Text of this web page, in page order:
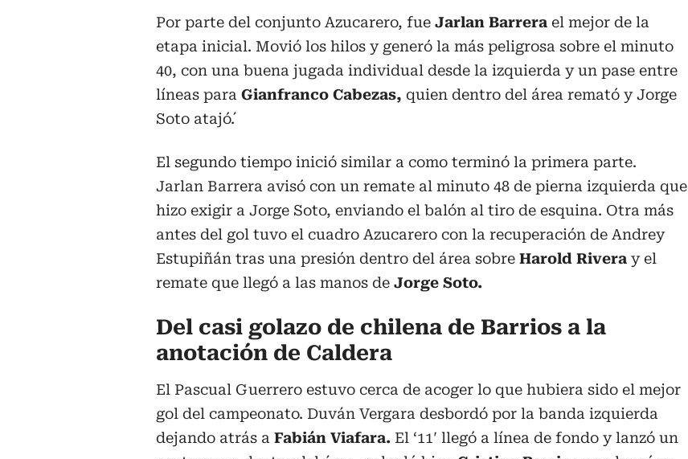
Por parte del conjunto Azucarero, fue Jarlan Barrera el mejor de la
etapa inicial. Movió los hilos y generó la más peligrosa sobre el minuto
40, con una buena jugada individual desde la izquierda y un pase entre
líneas para Gianfranco Cabezas, quien dentro del área remató y Jorge
Soto atajó´.
El segundo tiempo inició similar a como terminó la primera parte.
Jarlan Barrera avisó con un remate al minuto 48 de pierna izquierda que
hizo exigir a Jorge Soto, enviando el balón al tiro de esquina. Otra más
antes del gol tuvo el cuadro Azucarero con la recuperación de Andrey
Estupiñán tras una presión dentro del área sobre Harold Rivera y el
remate que llegó a las manos de Jorge Soto.
Del casi golazo de chilena de Barrios a la
anotación de Caldera
El Pascual Guerrero estuvo cerca de acoger lo que hubiera sido el mejor
gol del campeonato. Duván Vergara desbordó por la banda izquierda
dejando atrás a Fabián Viafara. El ‘11′ llegó a línea de fondo y lanzó un